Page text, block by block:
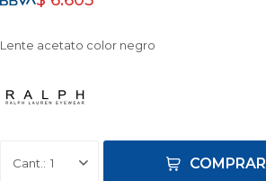
Lente acetato color negro
1 COMPRAR